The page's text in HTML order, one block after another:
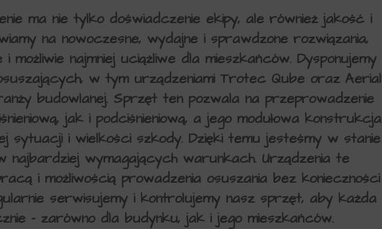
ma nie tylko doświadczenie ekipy, ale również jakość i
na nowoczesne, wydajne i sprawdzone rozwiązania,
najmniej uciążliwe dla mieszkańców. Dysponujemy
w tym urządzeniami Trotec Qube oraz Aerial
budowlanej. Sprzęt ten pozwala na przeprowadzenie
jak i podciśnieniową, a jego modułowa konstrukcja
sytuacji i wielkości szkody. Dzięki temu jesteśmy w stanie
najbardziej wymagających warunkach. Urządzenia te
i możliwością prowadzenia osuszania bez konieczności
serwisujemy i kontrolujemy nasz sprzęt, aby każda
– zarówno dla budynku, jak i jego mieszkańców.